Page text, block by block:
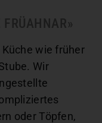
wie früher
Wir
oder Töpfen,